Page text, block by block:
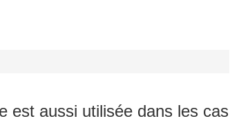
est aussi utilisée dans les cas